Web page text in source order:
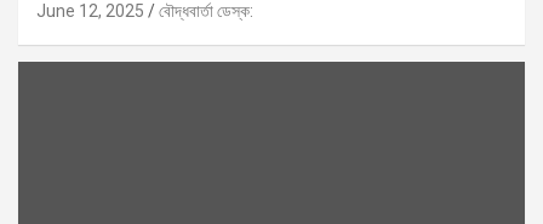
June 12, 2025 বৌদ্ধবার্তা ডেস্ক: